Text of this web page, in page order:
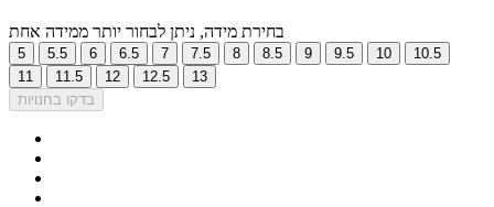
בחירת מידה, ניתן לבחור יותר ממידה אחת
5 5.5 6 6.5 7 7.5 8 8.5 9 9.5 10
10.5
11
11.5 12 12.5
13
בדקו בחנויות